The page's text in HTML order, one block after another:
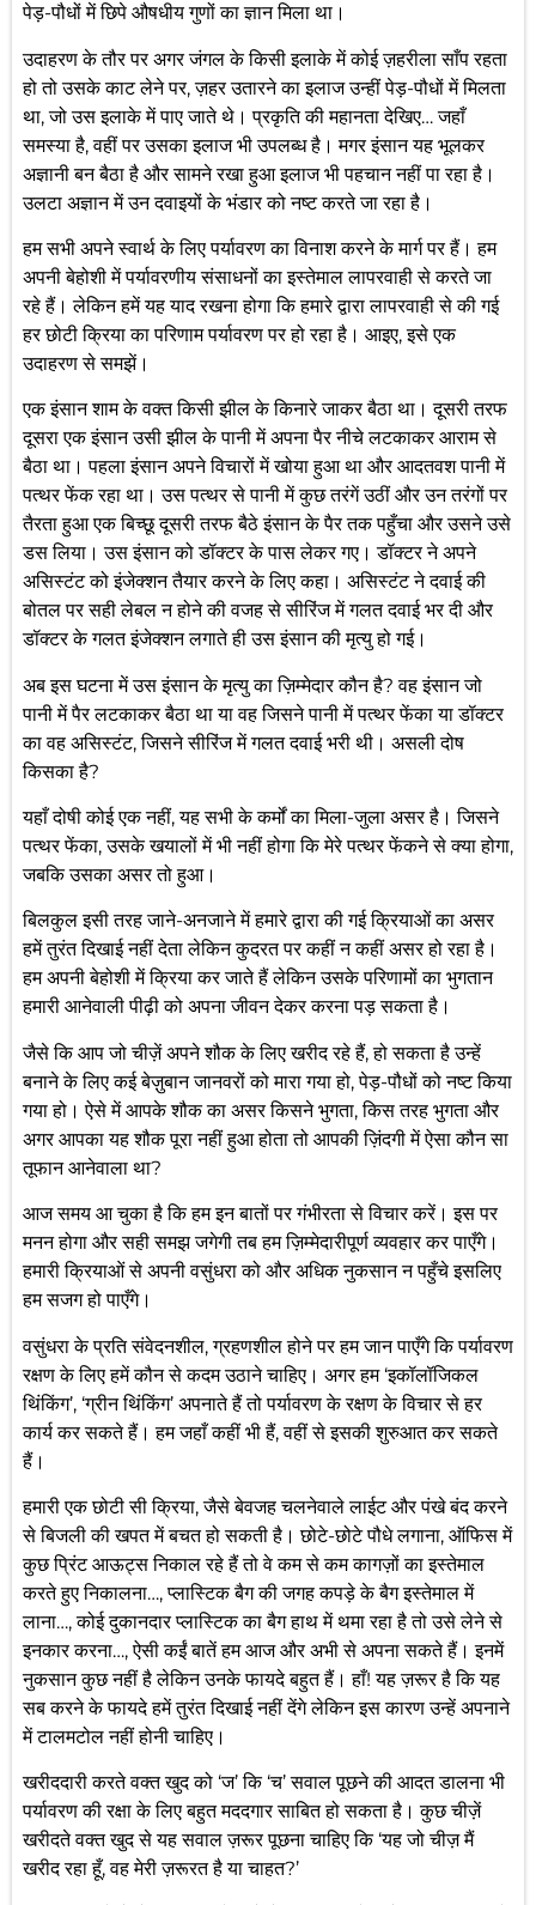
पेड़-पौधों में छिपे औषधीय गुणों का ज्ञान मिला था।
उदाहरण के तौर पर अगर जंगल के किसी इलाके में कोई ज़हरीला साँप रहता
हो तो उसके काट लेने पर, ज़हर उतारने का इलाज उन्हीं पेड़-पौधों में मिलता
था, जो उस इलाके में पाए जाते थे। प्रकृति की महानता देखिए… जहाँ
समस्या है, वहीं पर उसका इलाज भी उपलब्ध है। मगर इंसान यह भूलकर
अज्ञानी बन बैठा है और सामने रखा हुआ इलाज भी पहचान नहीं पा रहा है।
उलटा अज्ञान में उन दवाइयों के भंडार को नष्ट करते जा रहा है।
हम सभी अपने स्वार्थ के लिए पर्यावरण का विनाश करने के मार्ग पर हैं। हम
अपनी बेहोशी में पर्यावरणीय संसाधनों का इस्तेमाल लापरवाही से करते जा
रहे हैं। लेकिन हमें यह याद रखना होगा कि हमारे द्वारा लापरवाही से की गई
हर छोटी क्रिया का परिणाम पर्यावरण पर हो रहा है। आइए, इसे एक
उदाहरण से समझें।
एक इंसान शाम के वक्त किसी झील के किनारे जाकर बैठा था। दूसरी तरफ
दूसरा एक इंसान उसी झील के पानी में अपना पैर नीचे लटकाकर आराम से
बैठा था। पहला इंसान अपने विचारों में खोया हुआ था और आदतवश पानी में
पत्थर फेंक रहा था। उस पत्थर से पानी में कुछ तरंगें उठीं और उन तरंगों पर
तैरता हुआ एक बिच्छू दूसरी तरफ बैठे इंसान के पैर तक पहुँचा और उसने उसे
डस लिया। उस इंसान को डॉक्टर के पास लेकर गए। डॉक्टर ने अपने
असिस्टंट को इंजेक्शन तैयार करने के लिए कहा। असिस्टंट ने दवाई की
बोतल पर सही लेबल न होने की वजह से सीरिंज में गलत दवाई भर दी और
डॉक्टर के गलत इंजेक्शन लगाते ही उस इंसान की मृत्यु हो गई।
अब इस घटना में उस इंसान के मृत्यु का ज़िम्मेदार कौन है? वह इंसान जो
पानी में पैर लटकाकर बैठा था या वह जिसने पानी में पत्थर फेंका या डॉक्टर
का वह असिस्टंट, जिसने सीरिंज में गलत दवाई भरी थी। असली दोष
किसका है?
यहाँ दोषी कोई एक नहीं, यह सभी के कर्मों का मिला-जुला असर है। जिसने
पत्थर फेंका, उसके खयालों में भी नहीं होगा कि मेरे पत्थर फेंकने से क्या होगा,
जबकि उसका असर तो हुआ।
बिलकुल इसी तरह जाने-अनजाने में हमारे द्वारा की गई क्रियाओं का असर
हमें तुरंत दिखाई नहीं देता लेकिन कुदरत पर कहीं न कहीं असर हो रहा है।
हम अपनी बेहोशी में क्रिया कर जाते हैं लेकिन उसके परिणामों का भुगतान
हमारी आनेवाली पीढ़ी को अपना जीवन देकर करना पड़ सकता है।
जैसे कि आप जो चीज़ें अपने शौक के लिए खरीद रहे हैं, हो सकता है उन्हें
बनाने के लिए कई बेज़ुबान जानवरों को मारा गया हो, पेड़-पौधों को नष्ट किया
गया हो। ऐसे में आपके शौक का असर किसने भुगता, किस तरह भुगता और
अगर आपका यह शौक पूरा नहीं हुआ होता तो आपकी ज़िंदगी में ऐसा कौन सा
तूफान आनेवाला था?
आज समय आ चुका है कि हम इन बातों पर गंभीरता से विचार करें। इस पर
मनन होगा और सही समझ जगेगी तब हम ज़िम्मेदारीपूर्ण व्यवहार कर पाएँगे।
हमारी क्रियाओं से अपनी वसुंधरा को और अधिक नुकसान न पहुँचे इसलिए
हम सजग हो पाएँगे।
वसुंधरा के प्रति संवेदनशील, ग्रहणशील होने पर हम जान पाएँगे कि पर्यावरण
रक्षण के लिए हमें कौन से कदम उठाने चाहिए। अगर हम ‘इकॉलॉजिकल
थिंकिंग’, ‘ग्रीन थिंकिंग’ अपनाते हैं तो पर्यावरण के रक्षण के विचार से हर
कार्य कर सकते हैं। हम जहाँ कहीं भी हैं, वहीं से इसकी शुरुआत कर सकते
हैं।
हमारी एक छोटी सी क्रिया, जैसे बेवजह चलनेवाले लाईट और पंखे बंद करने
से बिजली की खपत में बचत हो सकती है। छोटे-छोटे पौधे लगाना, ऑफिस में
कुछ प्रिंट आऊट्स निकाल रहे हैं तो वे कम से कम कागज़ों का इस्तेमाल
करते हुए निकालना…, प्लास्टिक बैग की जगह कपड़े के बैग इस्तेमाल में
लाना…, कोई दुकानदार प्लास्टिक का बैग हाथ में थमा रहा है तो उसे लेने से
इनकार करना…, ऐसी कईं बातें हम आज और अभी से अपना सकते हैं। इनमें
नुकसान कुछ नहीं है लेकिन उनके फायदे बहुत हैं। हाँ! यह ज़रूर है कि यह
सब करने के फायदे हमें तुरंत दिखाई नहीं देंगे लेकिन इस कारण उन्हें अपनाने
में टालमटोल नहीं होनी चाहिए।
खरीददारी करते वक्त खुद को ‘ज’ कि ‘च’ सवाल पूछने की आदत डालना भी
पर्यावरण की रक्षा के लिए बहुत मददगार साबित हो सकता है। कुछ चीज़ें
खरीदते वक्त खुद से यह सवाल ज़रूर पूछना चाहिए कि ‘यह जो चीज़ मैं
खरीद रहा हूँ, वह मेरी ज़रूरत है या चाहत?’